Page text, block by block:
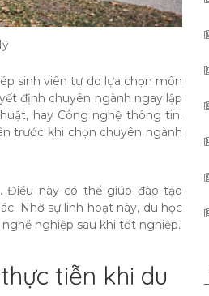
sinh viên tự do lựa chọn môn
định chuyên ngành ngay lập
hay Công nghệ thông tin.
trước khi chọn chuyên ngành
Điều này có thể giúp đào tạo
Nhờ sự linh hoạt này, du học
nghiệp sau khi tốt nghiệp.
tiễn khi du